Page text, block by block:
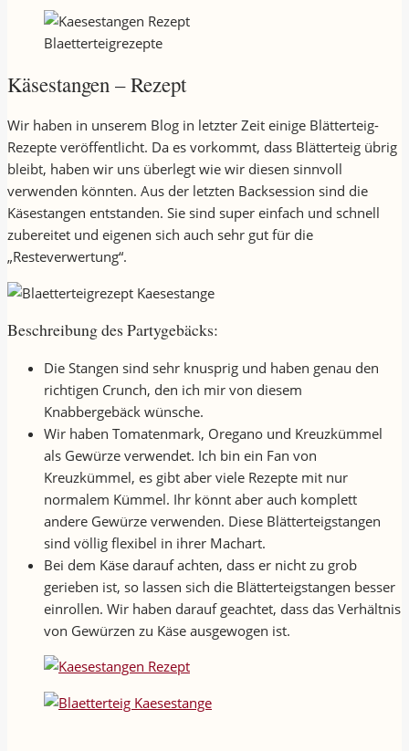
Blaetterteigrezepte
Käsestangen – Rezept
Wir haben in unserem Blog in letzter Zeit einige Blätterteig-
Rezepte veröffentlicht. Da es vorkommt, dass Blätterteig übrig
bleibt, haben wir uns überlegt wie wir diesen sinnvoll
verwenden könnten. Aus der letzten Backsession sind die
Käsestangen entstanden. Sie sind super einfach und schnell
zubereitet und eigenen sich auch sehr gut für die
„Resteverwertung“.
Beschreibung des Partygebäcks:
Die Stangen sind sehr knusprig und haben genau den
richtigen Crunch, den ich mir von diesem
Knabbergebäck wünsche.
Wir haben Tomatenmark, Oregano und Kreuzkümmel
als Gewürze verwendet. Ich bin ein Fan von
Kreuzkümmel, es gibt aber viele Rezepte mit nur
normalem Kümmel. Ihr könnt aber auch komplett
andere Gewürze verwenden. Diese Blätterteigstangen
sind völlig flexibel in ihrer Machart.
Bei dem Käse darauf achten, dass er nicht zu grob
gerieben ist, so lassen sich die Blätterteigstangen besser
einrollen. Wir haben darauf geachtet, dass das Verhältnis
von Gewürzen zu Käse ausgewogen ist.